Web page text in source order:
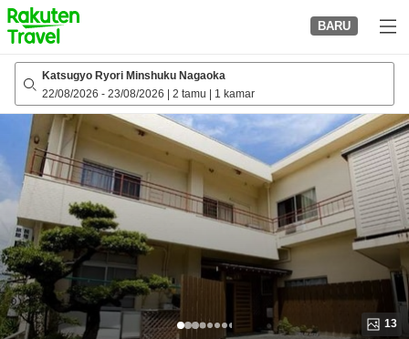
to
top
page
BARU
Katsugyo Ryori Minshuku Nagaoka
22/08/2026 - 23/08/2026 2 tamu 1 kamar
13